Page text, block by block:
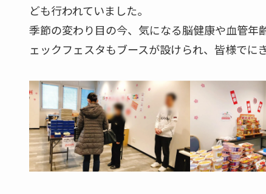
ども行われていました。
季節の変わり目の今、気になる脳健康や血管
ェックフェスタもブースが設けられ、皆様でに